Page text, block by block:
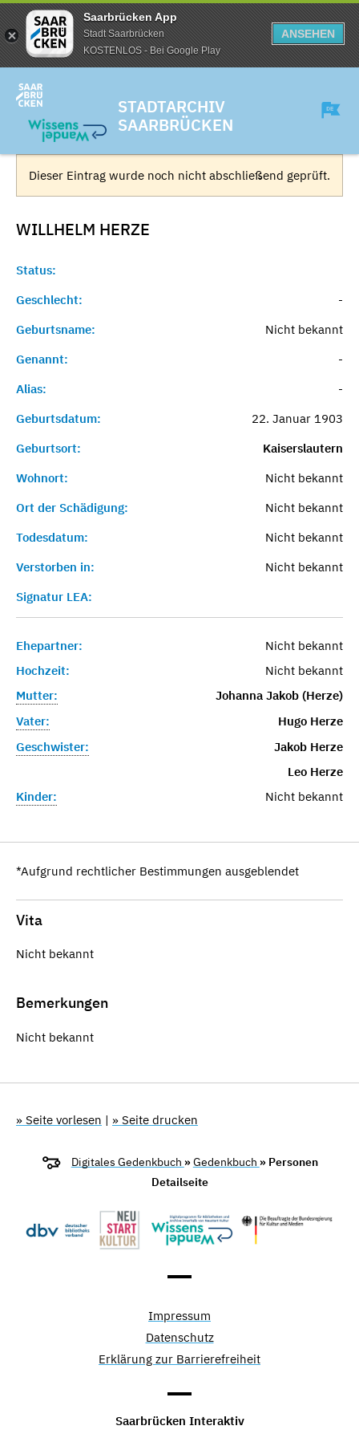
Saarbrücken App
Stadt Saarbrücken
KOSTENLOS - Bei Google Play
ANSEHEN
STADTARCHIV
SAARBRÜCKEN
Dieser Eintrag wurde noch nicht abschließend geprüft.
WILLHELM HERZE
Status:
Geschlecht:
-
Geburtsname:
Nicht bekannt
Genannt:
-
Alias:
-
Geburtsdatum:
22. Januar 1903
Geburtsort:
Kaiserslautern
Wohnort:
Nicht bekannt
Ort der Schädigung:
Nicht bekannt
Todesdatum:
Nicht bekannt
Verstorben in:
Nicht bekannt
Signatur LEA:
Ehepartner:
Nicht bekannt
Hochzeit:
Nicht bekannt
Mutter:
Johanna Jakob (Herze)
Vater:
Hugo Herze
Geschwister:
Jakob Herze
Leo Herze
Kinder:
Nicht bekannt
*Aufgrund rechtlicher Bestimmungen ausgeblendet
Vita
Nicht bekannt
Bemerkungen
Nicht bekannt
» Seite vorlesen | » Seite drucken
Digitales Gedenkbuch »Gedenkbuch » Personen
Detailseite
Impressum
Datenschutz
Erklärung zur Barrierefreiheit
Saarbrücken Interaktiv